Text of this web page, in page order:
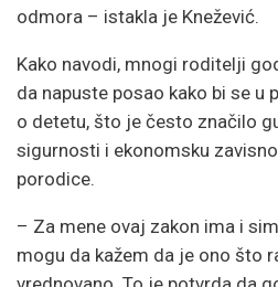
odmora – istakla je Knežević.
Kako navodi, mnogi roditelji
da napuste posao kako bi se u
o detetu, što je često značilo
sigurnosti i ekonomsku
porodice.
– Za mene ovaj zakon ima i
mogu da kažem da je ono što